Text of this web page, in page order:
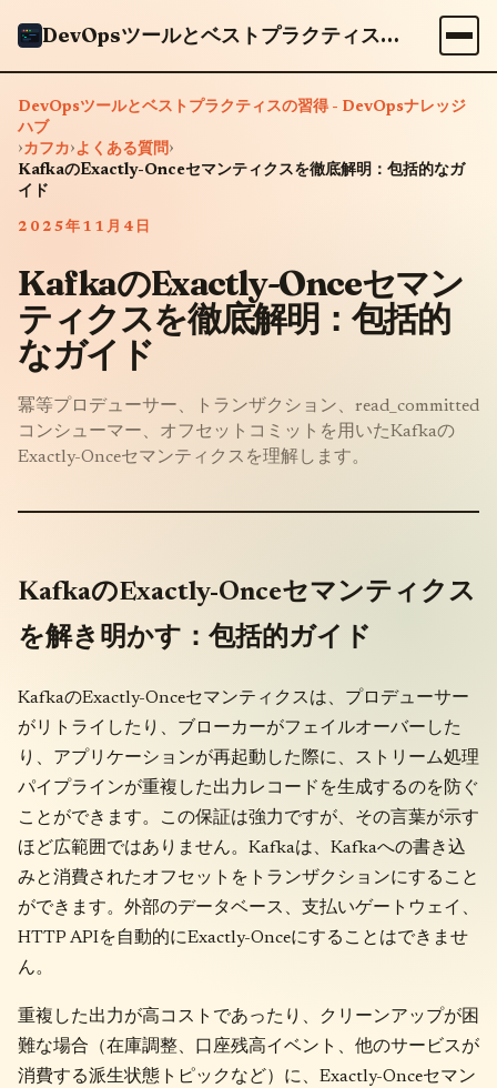
DevOpsツールとベストプラクティスの習得 - DevOpsナレッジハブ
DevOpsツールとベストプラクティスの習得 - DevOpsナレッジ
ハブ
›カフカ›よくある質問 ›
KafkaのExactly-Onceセマンティクスを徹底解明：包括的なガ
イド
2025年11月4日
KafkaのExactly-Onceセマン
ティクスを徹底解明：包括的
なガイド
冪等プロデューサー、トランザクション、read_committed
コンシューマー、オフセットコミットを用いたKafkaの
Exactly-Onceセマンティクスを理解します。
KafkaのExactly-Onceセマンティクス
を解き明かす：包括的ガイド
KafkaのExactly-Onceセマンティクスは、プロデューサー
がリトライしたり、ブローカーがフェイルオーバーした
り、アプリケーションが再起動した際に、ストリーム処理
パイプラインが重複した出力レコードを生成するのを防ぐ
ことができます。この保証は強力ですが、その言葉が示す
ほど広範囲ではありません。Kafkaは、Kafkaへの書き込
みと消費されたオフセットをトランザクションにすること
ができます。外部のデータベース、支払いゲートウェイ、
HTTP APIを自動的にExactly-Onceにすることはできませ
ん。
重複した出力が高コストであったり、クリーンアップが困
難な場合（在庫調整、口座残高イベント、他のサービスが
消費する派生状態トピックなど）に、Exactly-Onceセマン